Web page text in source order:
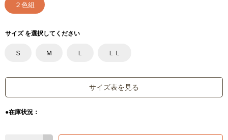
２色組
サイズ を選択してください
Ｓ Ｍ Ｌ ＬＬ
サイズ表を見る
●在庫状況：